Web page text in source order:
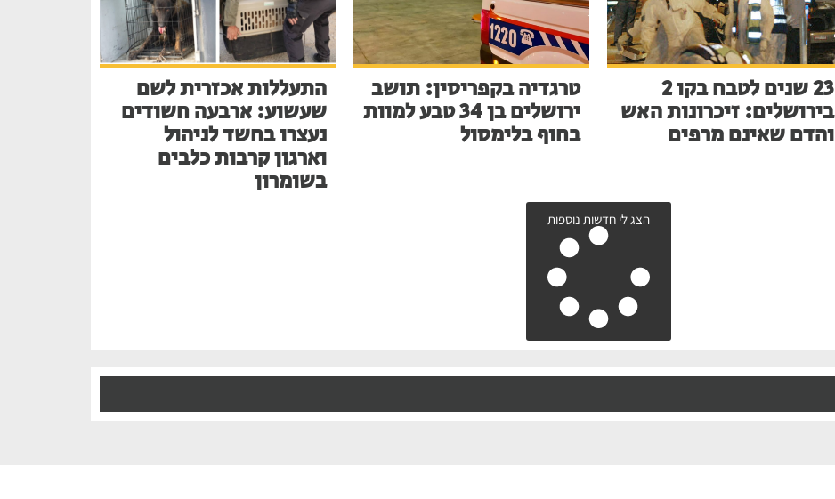
23 שנים לטבח בקו 2
בירושלים: זיכרונות האש
והדם שאינם מרפים
טרגדיה בקפריסין: תושב
ירושלים בן 34 טבע למוות
בחוף בלימסול
התעללות אכזרית לשם
שעשוע: ארבעה חשודים
נעצרו בחשד לניהול
וארגון קרבות כלבים
בשומרון
הצג לי חדשות נוספות